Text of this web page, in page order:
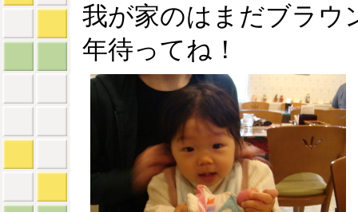
我が家のはまだブラウ
年待ってね！